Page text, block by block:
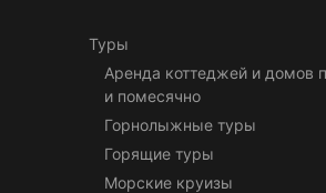
Туры
Аренда коттеджей и домов
и помесячно
Горнолыжные туры
Горящие туры
Морские круизы